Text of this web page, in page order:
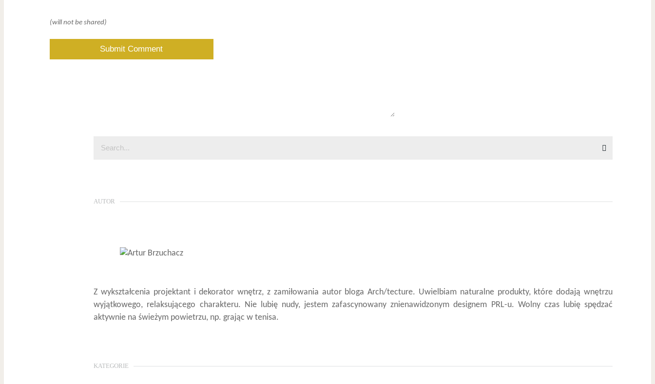
(will not be shared)
AUTOR
Z wykształcenia projektant i dekorator wnętrz, z zamiłowania autor bloga Arch/tecture. Uwielbiam naturalne produkty, które dodają wnętrzu
wyjątkowego, relaksującego charakteru. Nie lubię nudy, jestem zafascynowany znienawidzonym designem PRL-u. Wolny czas lubię spędzać
aktywnie na świeżym powietrzu, np. grając w tenisa.
KATEGORIE